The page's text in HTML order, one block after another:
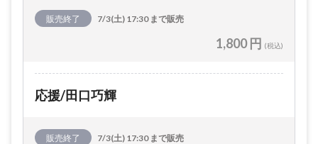
販売終了 7/3(土) 17:30 まで販売
1,800 円 (税込)
応援/田口巧輝
販売終了 7/3(土) 17:30 まで販売